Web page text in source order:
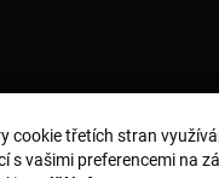
cookie třetích stran
s vašimi preferencemi na